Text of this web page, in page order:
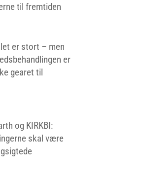
til fremtiden
er stort – men
er
gearet til
og KIRKBI:
skal være